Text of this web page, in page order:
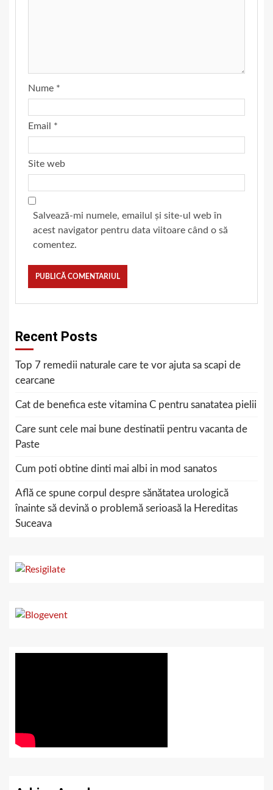
Nume *
Email *
Site web
Salvează-mi numele, emailul și site-ul web în
acest navigator pentru data viitoare când o să
comentez.
Recent Posts
Top 7 remedii naturale care te vor ajuta sa scapi de
cearcane
Cat de benefica este vitamina C pentru sanatatea pielii
Care sunt cele mai bune destinatii pentru vacanta de
Paste
Cum poti obtine dinti mai albi in mod sanatos
Află ce spune corpul despre sănătatea urologică
înainte să devină o problemă serioasă la Hereditas
Suceava